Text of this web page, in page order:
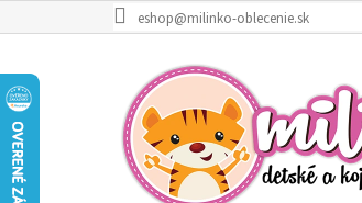
na
eshop@milinko-oblecenie.sk